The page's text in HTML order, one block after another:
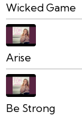
Wicked Game
Arise
Be Strong